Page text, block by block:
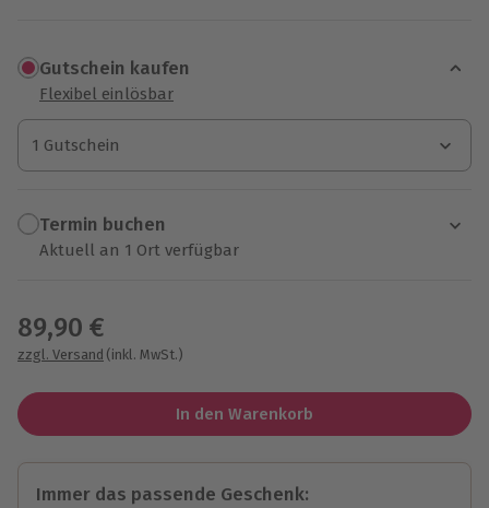
Gutschein kaufen
Flexibel einlösbar
1 Gutschein
1 Gutschein
1 Gutschein
Termin buchen
Aktuell an 1 Ort verfügbar
89,90 €
zzgl. Versand (inkl. MwSt.)
In den Warenkorb
Immer das passende Geschenk: